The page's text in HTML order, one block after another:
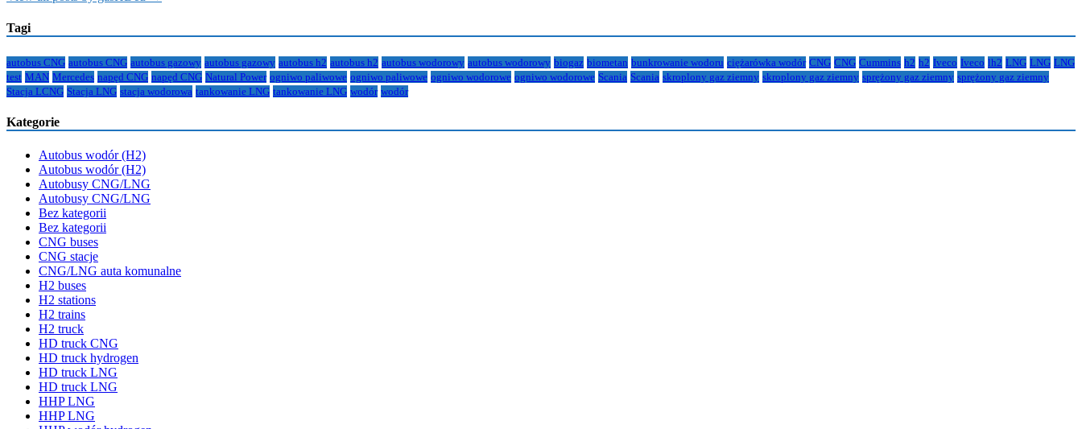
Tagi
autobus CNG autobus CNG autobus gazowy autobus gazowy autobus h2 autobus h2 autobus wodorowy autobus wodorowy biogaz biometan bunkrowanie wodoru ciężarówka wodór CNG CNG Cummins h2 h2 Iveco Iveco lh2 LNG LNG LNG
test MAN Mercedes napęd CNG napęd CNG Natural Power ogniwo paliwowe ogniwo paliwowe ogniwo wodorowe ogniwo wodorowe Scania Scania skroplony gaz ziemny skroplony gaz ziemny sprężony gaz ziemny sprężony gaz ziemny
Stacja LCNG Stacja LNG stacja wodorowa tankowanie LNG tankowanie LNG wodór wodór
Kategorie
Autobus wodór (H2)
Autobus wodór (H2)
Autobusy CNG/LNG
Autobusy CNG/LNG
Bez kategorii
Bez kategorii
CNG buses
CNG stacje
CNG/LNG auta komunalne
H2 buses
H2 stations
H2 trains
H2 truck
HD truck CNG
HD truck hydrogen
HD truck LNG
HD truck LNG
HHP LNG
HHP LNG